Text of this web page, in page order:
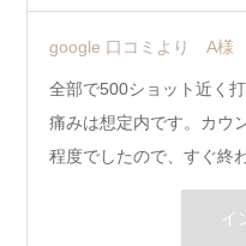
google 口コミより A様
全部で500ショット近く打
痛みは想定内です。カウ
程度でしたので、すぐ終
イ